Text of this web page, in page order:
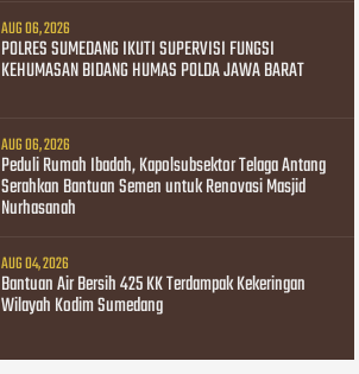
AUG 06, 2026
POLRES SUMEDANG IKUTI SUPERVISI FUNGSI
KEHUMASAN BIDANG HUMAS POLDA JAWA BARAT
AUG 06, 2026
Peduli Rumah Ibadah, Kapolsubsektor Telaga Antang
Serahkan Bantuan Semen untuk Renovasi Masjid
Nurhasanah
AUG 04, 2026
Bantuan Air Bersih 425 KK Terdampak Kekeringan
Wilayah Kodim Sumedang